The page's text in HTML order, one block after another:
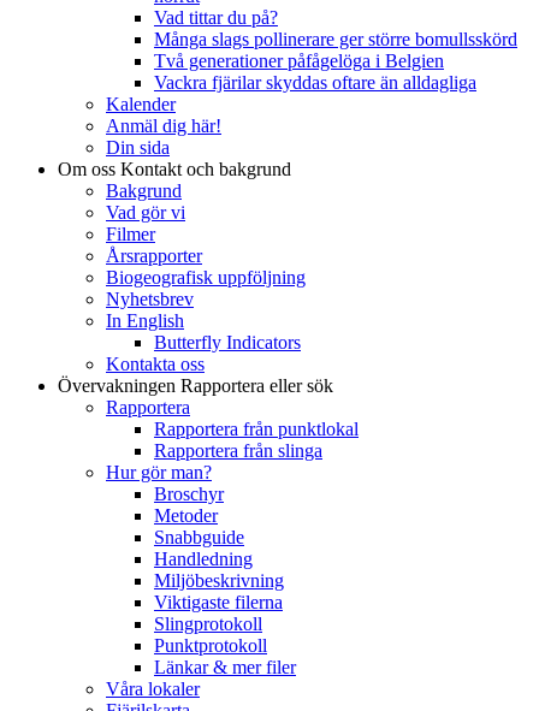
Vad tittar du på?
Många slags pollinerare ger större bomullsskörd
Två generationer påfågelöga i Belgien
Vackra fjärilar skyddas oftare än alldagliga
Kalender
Anmäl dig här!
Din sida
Om oss Kontakt och bakgrund
Bakgrund
Vad gör vi
Filmer
Årsrapporter
Biogeografisk uppföljning
Nyhetsbrev
In English
Butterfly Indicators
Kontakta oss
Övervakningen Rapportera eller sök
Rapportera
Rapportera från punktlokal
Rapportera från slinga
Hur gör man?
Broschyr
Metoder
Snabbguide
Handledning
Miljöbeskrivning
Viktigaste filerna
Slingprotokoll
Punktprotokoll
Länkar & mer filer
Våra lokaler